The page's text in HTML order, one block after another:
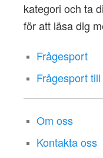
kategori och ta
för att läsa dig
Frågesport
Frågesport
Om oss
Kontakta oss